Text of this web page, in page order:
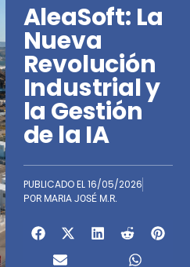
AleaSoft: La
Nueva
Revolución
Industrial y
la Gestión
de la IA
PUBLICADO EL16/05/2026
POR MARIA JOSÉ M.R.